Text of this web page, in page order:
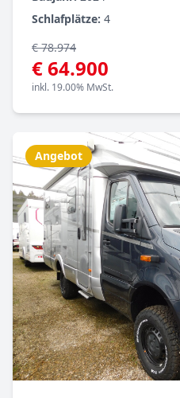
Schlafplätze: 4
€ 78.974
€ 64.900
inkl. 19.00% MwSt.
Angebot